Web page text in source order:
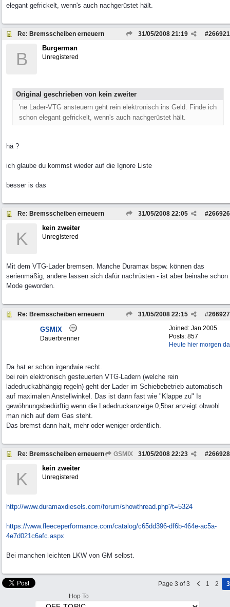
elegant gefrickelt, wenn's auch nachgerüstet hält.
Re: Bremsscheiben erneuern #266921
31/05/2008 21:19
B
Burgerman
Unregistered
Original geschrieben von kein zweiter
'ne Lader-VTG ansteuern geht rein elektronisch ins Geld. Finde ich
schon elegant gefrickelt, wenn's auch nachgerüstet hält.
hä ?
ich glaube du kommst wieder auf die Ignore Liste
besser is das
Re: Bremsscheiben erneuern #266926
31/05/2008 22:05
K
kein zweiter
Unregistered
Mit dem VTG-Lader bremsen. Manche Duramax bspw. können das
serienmäßig, andere lassen sich dafür nachrüsten - ist aber beinahe schon
Mode geworden.
Re: Bremsscheiben erneuern #266927
31/05/2008 22:15
Joined: Jan 2005
Posts: 857
Heute hier morgen da
GSMIX
Dauerbrenner
Da hat er schon irgendwie recht.
bei rein elektronisch gesteuerten VTG-Ladern (welche rein
ladedruckabhängig regeln) geht der Lader im Schiebebetrieb automatisch
auf maximalen Anstellwinkel. Das ist dann fast wie "Klappe zu" Is
gewöhnungsbedürftig wenn die Ladedruckanzeige 0,5bar anzeigt obwohl
man nich auf dem Gas steht.
Das bremst dann halt, mehr oder weniger ordentlich.
Re: Bremsscheiben erneuern GSMIX #266928
31/05/2008 22:23
K
kein zweiter
Unregistered
http://www.duramaxdiesels.com/forum/showthread.php?t=5324
https://www.fleeceperformance.com/catalog/c65dd396-df6b-464e-ac5a-
4e7d021c6afc.aspx
Bei manchen leichten LKW von GM selbst.
Page 3 of 3 1 2
3
Hop To